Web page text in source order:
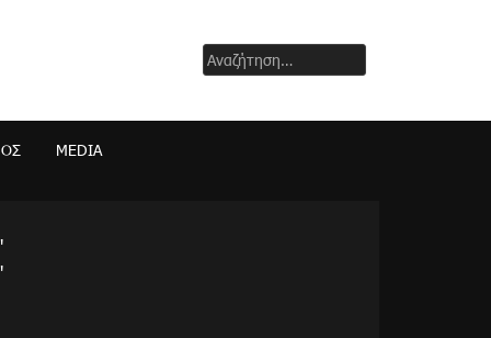
Αναζήτηση
για:
MEDIA